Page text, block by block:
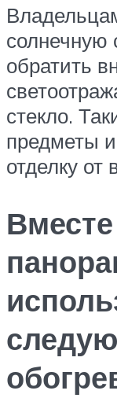
солнечную
обратить
стекло.
предметы
отделку от